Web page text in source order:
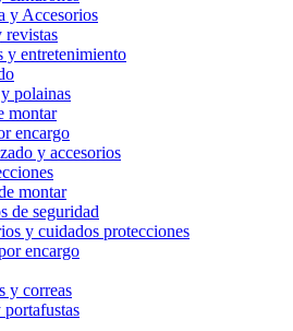
y Accesorios
y entretenimiento
polainas
montar
encargo
y accesorios
montar
de seguridad
y cuidados protecciones
encargo
y correas
portafustas